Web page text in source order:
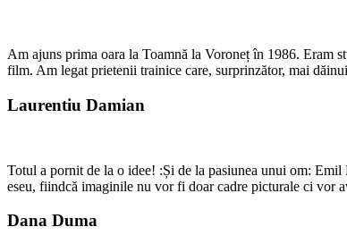
Am ajuns prima oara la Toamnă la Voroneț în 1986. Eram
film. Am legat prietenii trainice care, surprinzător, mai
Laurentiu Damian
Totul a pornit de la o idee! :Și de la pasiunea unui om:
eseu, fiindcă imaginile nu vor fi doar cadre picturale ci vor
Dana Duma